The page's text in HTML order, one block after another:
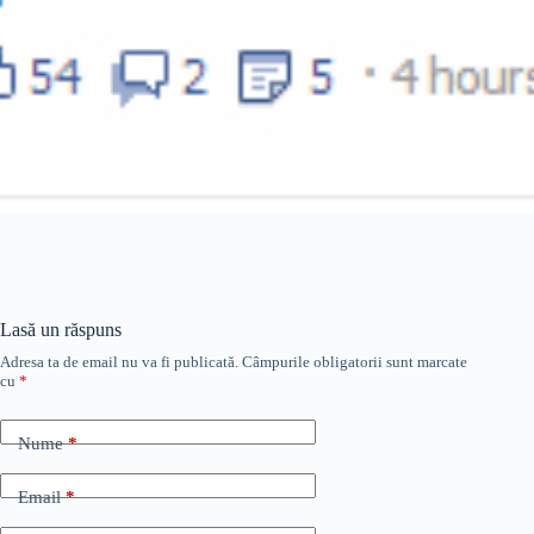
Lasă un răspuns
Adresa ta de email nu va fi publicată. Câmpurile obligatorii sunt marcate
cu *
Nume*
Email*